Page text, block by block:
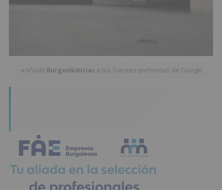
★Añade BurgosNoticias a tus fuentes preferidas de Google